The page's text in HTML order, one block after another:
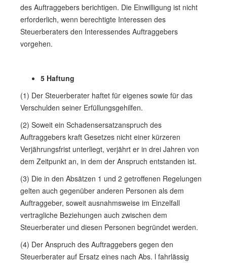
des Auftraggebers berichtigen. Die Einwilligung ist nicht
erforderlich, wenn berechtigte Interessen des
Steuerberaters den Interessendes Auftraggebers
vorgehen.
5 Haftung
(1) Der Steuerberater haftet für eigenes sowie für das
Verschulden seiner Erfüllungsgehilfen.
(2) Soweit ein Schadensersatzanspruch des
Auftraggebers kraft Gesetzes nicht einer kürzeren
Verjährungsfrist unterliegt, verjährt er in drei Jahren von
dem Zeitpunkt an, in dem der Anspruch entstanden ist.
(3) Die in den Absätzen 1 und 2 getroffenen Regelungen
gelten auch gegenüber anderen Personen als dem
Auftraggeber, soweit ausnahmsweise im Einzelfall
vertragliche Beziehungen auch zwischen dem
Steuerberater und diesen Personen begründet werden.
(4) Der Anspruch des Auftraggebers gegen den
Steuerberater auf Ersatz eines nach Abs. l fahrlässig